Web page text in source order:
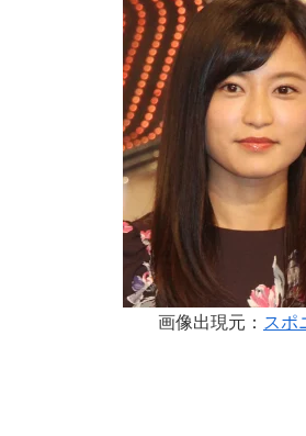
画像出現元： スポ